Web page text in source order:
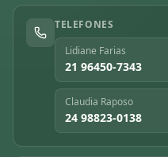
TELEFONES
Lidiane Farias
21 96450-7343
Claudia Raposo
24 98823-0138